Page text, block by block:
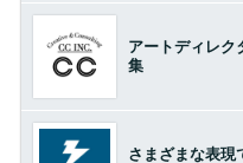
アートディレク
集
さまざまな表現